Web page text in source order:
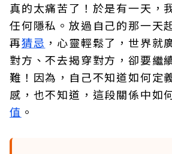
真的太痛苦了！於是有一天，
任何隱私。放過自己的那一天
再猜忌 ，心靈輕鬆了，世界就
對方、不去揭穿對方，卻要繼
難！因為，自己不知道如何定
感，也不知道，這段關係中如
值 。